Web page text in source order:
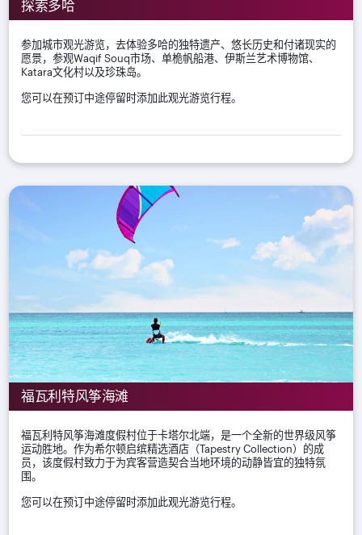
探索多哈
参加城市观光游览，去体验多哈的独特遗产、悠长历史和付诸现实的
愿景，参观Waqif Souq市场、单桅帆船港、伊斯兰艺术博物馆、
Katara文化村以及珍珠岛。
您可以在预订中途停留时添加此观光游览行程。
福瓦利特风筝海滩
福瓦利特风筝海滩度假村位于卡塔尔北端，是一个全新的世界级风筝
运动胜地。作为希尔顿启缤精选酒店（Tapestry Collection）的成
员，该度假村致力于为宾客营造契合当地环境的动静皆宜的独特氛
围。
您可以在预订中途停留时添加此观光游览行程。